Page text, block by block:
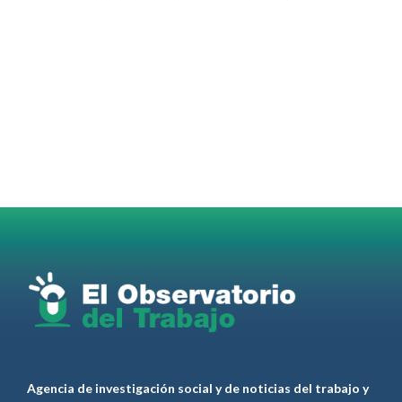
RT@casdcamioneros
1 1 Twitter
Agencia de investigación social y de noticias del trabajo y